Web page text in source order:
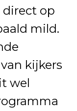
direct op
mild.
kijkers
wel